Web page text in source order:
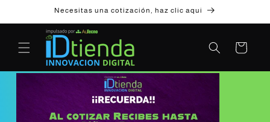
directamente
al contenido
Necesitas una cotización, haz clic aqui
Carrito